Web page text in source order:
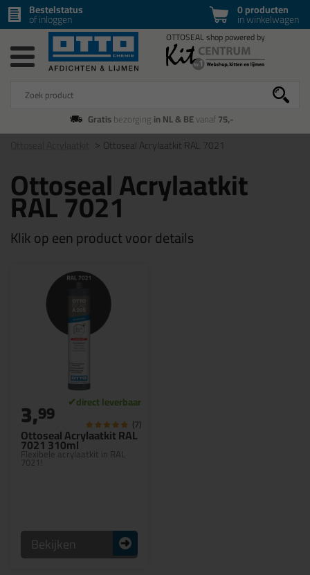
0 producten
in winkelwagen
Bestelstatus
of inloggen
Gratisbezorging in NL & BEvanaf75,-
Ottoseal Acrylaatkit RAL 7021
Ottoseal Acrylaatkit
RAL 7021
Klik op een product voor details
Ottoseal Acrylaatkit RAL
7021 310ml
Flexibele acrylaatkit in RAL
7021!
3,99 (7)
Bekijken